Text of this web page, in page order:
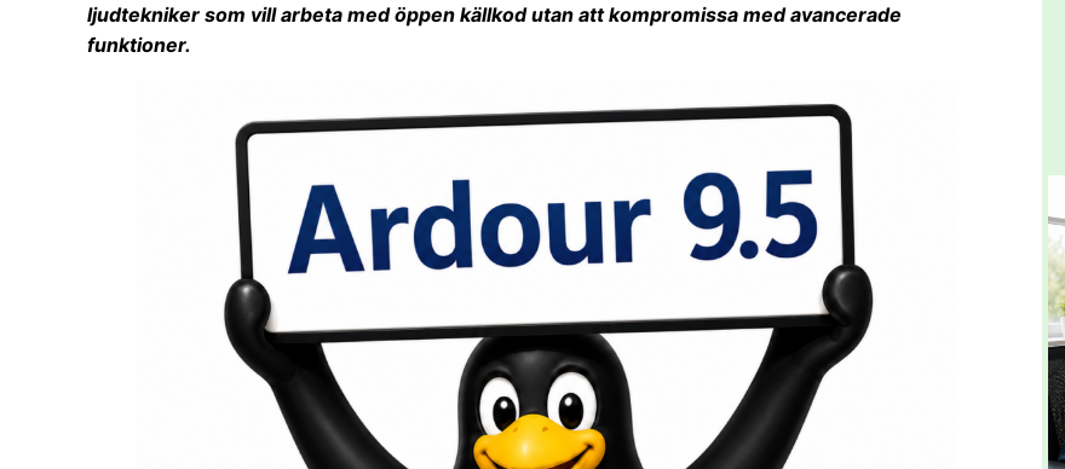
ljudtekniker som vill arbeta med öppen källkod utan att kompromissa med avancerade
funktioner.